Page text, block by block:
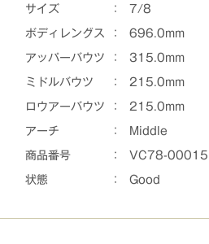
サイズ ： 7/8
ボディレングス ： 696.0mm
アッパーバウツ ： 315.0mm
ミドルバウツ ： 215.0mm
ロウアーバウツ ： 215.0mm
アーチ ： Middle
商品番号 ： VC78-00015
状態 ： Good